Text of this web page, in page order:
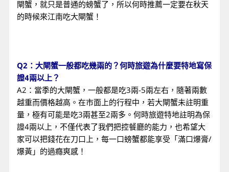
閘蟹，就只是普通的螃蟹了，所以何時推薦一定要在秋天
的時候來江南吃大閘蟹！
Q2：大閘蟹一般都吃幾兩的？何時旅遊為什麼要特地寫保
證4兩以上？
A2：當季的大閘蟹，一般都是吃3兩-5兩左右，隨著兩數
越重而價格越高。在市面上的行程中，若大閘蟹未註明重
量，極有可能是吃3兩甚至2兩多。何時旅遊特地註明為保
證4兩以上，不僅代表了我們把控餐廳的能力，也希望大
家可以把錢花在刀口上，每一口螃蟹都能享受「滿口爆膏/
爆黃」的過癮爽感！